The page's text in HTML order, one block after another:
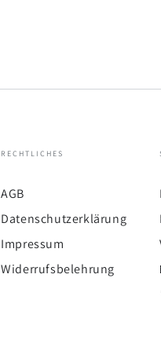
RECHTLICHES
AGB
Datenschutzerklärung
Impressum
Widerrufsbelehrung